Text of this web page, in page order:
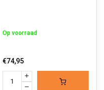
Op voorraad
€74,95